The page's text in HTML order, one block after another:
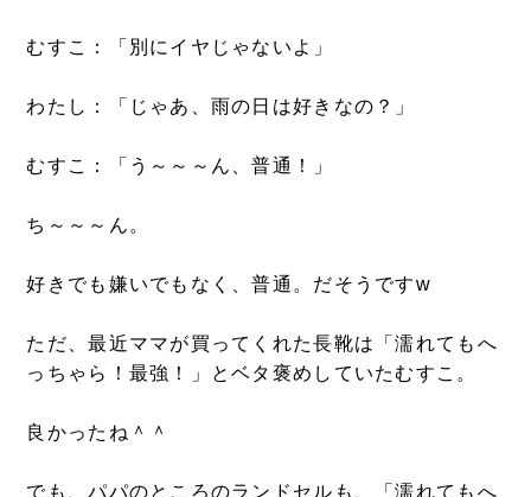
むすこ：「別にイヤじゃないよ」
わたし：「じゃあ、雨の日は好きなの？」
むすこ：「う～～～ん、普通！」
ち～～～ん。
好きでも嫌いでもなく、普通。だそうですw
ただ、最近ママが買ってくれた長靴は「濡れてもへ
っちゃら！最強！」とベタ褒めしていたむすこ。
良かったね＾＾
でも、パパのところのランドセルも、「濡れてもへ